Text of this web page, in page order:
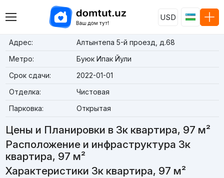
USD
Адрес:
Алтынтепа 5-й проезд, д.68
Метро:
Буюк Ипак Йули
Срок сдачи:
2022-01-01
Отделка:
Чистовая
Парковка:
Открытая
Цены и Планировки в 3к квартира, 97 м²
Расположение и инфраструктура 3к
квартира, 97 м²
Характеристики 3к квартира, 97 м²